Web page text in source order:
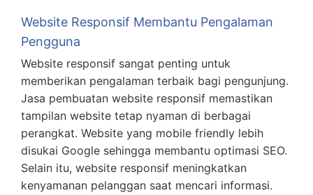
Website Responsif Membantu Pengalaman
Pengguna
Website responsif sangat penting untuk
memberikan pengalaman terbaik bagi pengunjung.
Jasa pembuatan website responsif memastikan
tampilan website tetap nyaman di berbagai
perangkat. Website yang mobile friendly lebih
disukai Google sehingga membantu optimasi SEO.
Selain itu, website responsif meningkatkan
kenyamanan pelanggan saat mencari informasi.